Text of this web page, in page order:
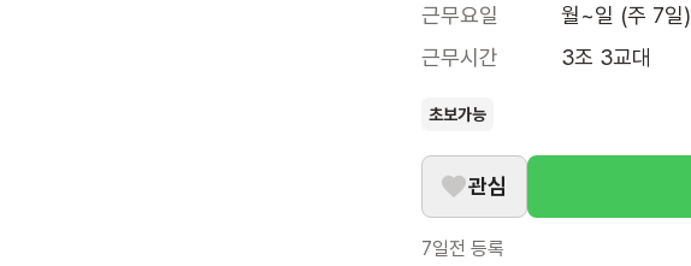
근무요일
월~일 (주 7일)
근무시간
3조 3교대
초보가능
관심
7일전 등록